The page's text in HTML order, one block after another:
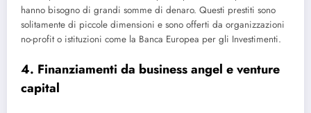
hanno bisogno di grandi somme di denaro. Questi prestiti sono
solitamente di piccole dimensioni e sono offerti da organizzazioni
no-profit o istituzioni come la Banca Europea per gli Investimenti.
4. Finanziamenti da business angel e venture
capital